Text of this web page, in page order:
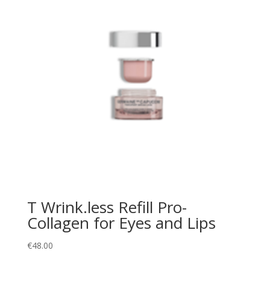
T Wrink.less Refill Pro-
Collagen for Eyes and Lips
€48.00